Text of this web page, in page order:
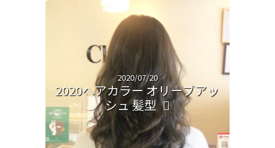
2020/07/20
2020ヘアカラー オリーブアッ
シュ 髪型